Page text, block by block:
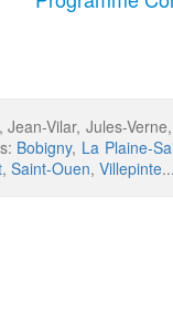
Vilar, Jules-
Bobigny, La Plaine-
, Saint-Ouen, Villepinte...